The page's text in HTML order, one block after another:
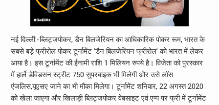
नई दिल्ली:-ब्लिट्जपोकर, डैन बिलजेरियन का आधिकारिक पोकर रूम, भारत के
सबसे बड़े फ्रीरोल पोकर टूर्नामेंट ‘डैन बिलजेरियन फ्रीरोल’ को भारत में लेकर
आया है। इस टूर्नामेंट की ईनामी राशि 1 मिलियन रुपये है। विजेता को पुरस्‍कार
में हार्ले डेविडसन स्‍ट्रीट 750 सुपरबाइक भी मिलेगी और उसे लॉस
एंजलिस,यूएसए जाने का भी मौका मिलेगा। टूर्नामेंट शनिवार, 22 अगस्‍त 2020
को खेला जाएगा और खिलाड़ी ब्लिट्जपोकर वेबसाइट एवं एप्‍प पर फ्री में टूर्नामेंट